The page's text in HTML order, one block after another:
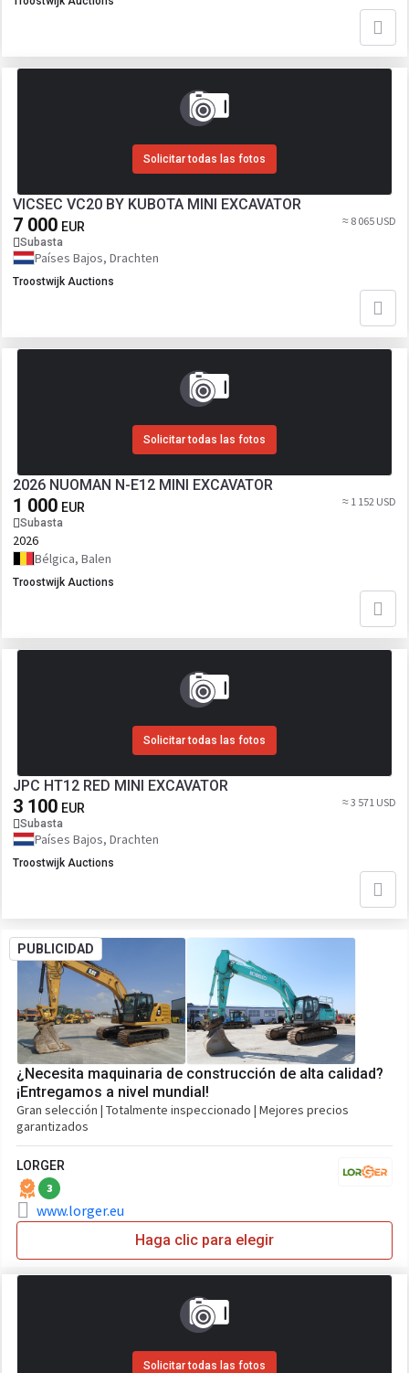
Solicitar todas las fotos
VICSEC VC20 BY KUBOTA MINI EXCAVATOR
7 000 EUR
Subasta
≈ 8 065 USD
Países Bajos, Drachten
Troostwijk Auctions
Solicitar todas las fotos
2026 NUOMAN N-E12 MINI EXCAVATOR
1 000 EUR
Subasta
≈ 1 152 USD
2026
Bélgica, Balen
Troostwijk Auctions
Solicitar todas las fotos
JPC HT12 RED MINI EXCAVATOR
3 100 EUR
Subasta
≈ 3 571 USD
Países Bajos, Drachten
Troostwijk Auctions
PUBLICIDAD
¿Necesita maquinaria de construcción de alta calidad?
¡Entregamos a nivel mundial!
Gran selección | Totalmente inspeccionado | Mejores precios
garantizados
LORGER
3
www.lorger.eu
Haga clic para elegir
Solicitar todas las fotos